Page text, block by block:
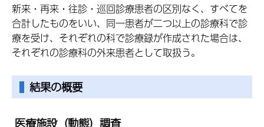
新来・再来・往診・巡回診療患者の区別なく、すべてを
合計したものをいい、同一患者が二つ以上の診療科で診
療を受け、それぞれの科で診療録が作成された場合は、
それぞれの診療科の外来患者として取扱う。
結果の概要
医療施設（動態）調査